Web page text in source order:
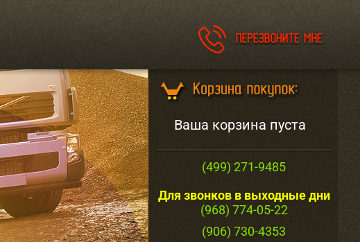
Ваша корзина пуста
(499) 271-9485
Для звонков в выходные дни
(968) 774-05-22
(906) 730-4353